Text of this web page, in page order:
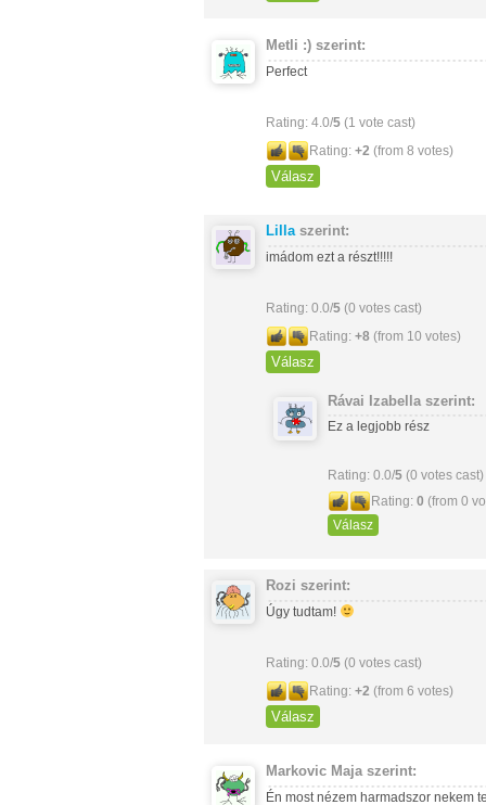
Metli :) szerint:
Perfect
Rating: 4.0/5 (1 vote cast)
Rating: +2 (from 8 votes)
Válasz
Lilla szerint:
imádom ezt a részt!!!!!
Rating: 0.0/5 (0 votes cast)
Rating: +8 (from 10 votes)
Válasz
Rávai Izabella szerint:
Ez a legjobb rész
Rating: 0.0/5 (0 votes cast)
Rating: 0 (from 0
Válasz
Rozi szerint:
Úgy tudtam!
Rating: 0.0/5 (0 votes cast)
Rating: +2 (from 6 votes)
Válasz
Markovic Maja szerint:
Én most nézem harmadszor nekem